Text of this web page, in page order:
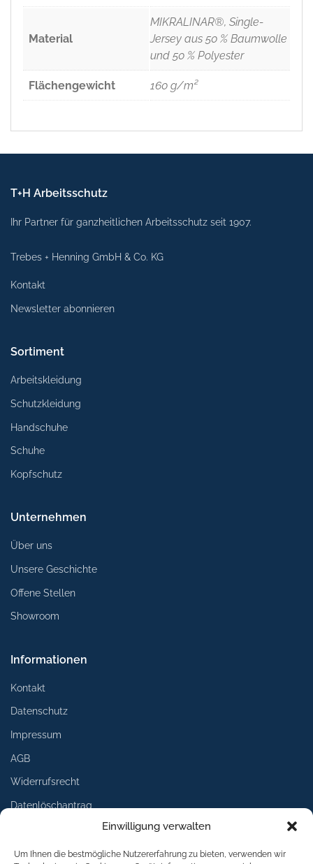
Einwilligung verwalten
Um Ihnen die bestmögliche Nutzererfahrung zu bieten, verwenden wir
Material
MIKRALINAR®, Single-
Jersey aus 50 % Baumwolle
und 50 % Polyester
Flächengewicht 160 g/m²
T+H Arbeitsschutz
Ihr Partner für ganzheitlichen Arbeitsschutz seit 1907.
Trebes + Henning GmbH & Co. KG
Kontakt
Newsletter abonnieren
Sortiment
Arbeitskleidung
Schutzkleidung
Handschuhe
Schuhe
Kopfschutz
Unternehmen
Über uns
Unsere Geschichte
Offene Stellen
Showroom
Informationen
Kontakt
Datenschutz
Impressum
AGB
Widerrufsrecht
Datenlöschantrag
Services